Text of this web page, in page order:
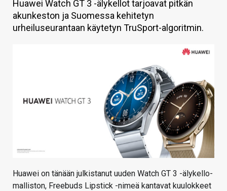
KAUPPA
VAIHDA TEEMA
Huawei Watch GT 3 -älykellot tarjoavat pitkän
akunkeston ja Suomessa kehitetyn
urheiluseurantaan käytetyn TruSport-algoritmin.
Huawei on tänään julkistanut uuden Watch GT 3 -älykello-
malliston, Freebuds Lipstick -nimeä kantavat kuulokkeet